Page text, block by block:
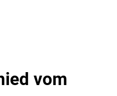
vom